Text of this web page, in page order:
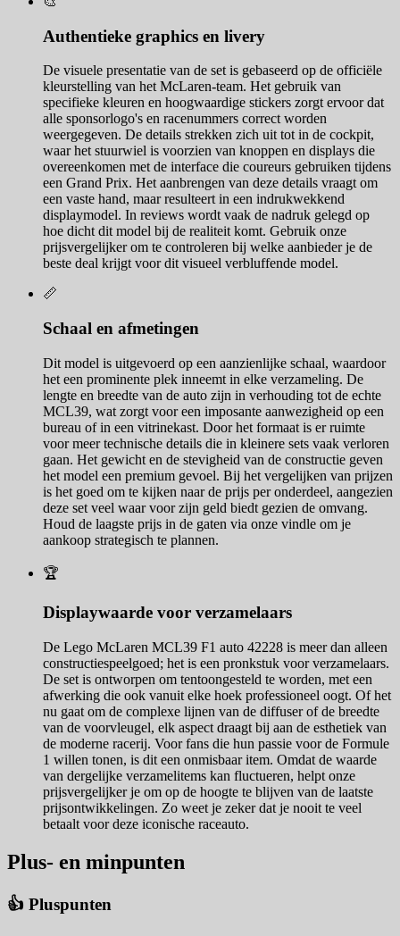
Authentieke graphics en livery
De visuele presentatie van de set is gebaseerd op de officiële
kleurstelling van het McLaren-team. Het gebruik van
specifieke kleuren en hoogwaardige stickers zorgt ervoor dat
alle sponsorlogo's en racenummers correct worden
weergegeven. De details strekken zich uit tot in de cockpit,
waar het stuurwiel is voorzien van knoppen en displays die
overeenkomen met de interface die coureurs gebruiken tijdens
een Grand Prix. Het aanbrengen van deze details vraagt om
een vaste hand, maar resulteert in een indrukwekkend
displaymodel. In reviews wordt vaak de nadruk gelegd op
hoe dicht dit model bij de realiteit komt. Gebruik onze
prijsvergelijker om te controleren bij welke aanbieder je de
beste deal krijgt voor dit visueel verbluffende model.
📏
Schaal en afmetingen
Dit model is uitgevoerd op een aanzienlijke schaal, waardoor
het een prominente plek inneemt in elke verzameling. De
lengte en breedte van de auto zijn in verhouding tot de echte
MCL39, wat zorgt voor een imposante aanwezigheid op een
bureau of in een vitrinekast. Door het formaat is er ruimte
voor meer technische details die in kleinere sets vaak verloren
gaan. Het gewicht en de stevigheid van de constructie geven
het model een premium gevoel. Bij het vergelijken van prijzen
is het goed om te kijken naar de prijs per onderdeel, aangezien
deze set veel waar voor zijn geld biedt gezien de omvang.
Houd de laagste prijs in de gaten via onze vindle om je
aankoop strategisch te plannen.
🏆
Displaywaarde voor verzamelaars
De Lego McLaren MCL39 F1 auto 42228 is meer dan alleen
constructiespeelgoed; het is een pronkstuk voor verzamelaars.
De set is ontworpen om tentoongesteld te worden, met een
afwerking die ook vanuit elke hoek professioneel oogt. Of het
nu gaat om de complexe lijnen van de diffuser of de breedte
van de voorvleugel, elk aspect draagt bij aan de esthetiek van
de moderne racerij. Voor fans die hun passie voor de Formule
1 willen tonen, is dit een onmisbaar item. Omdat de waarde
van dergelijke verzamelitems kan fluctueren, helpt onze
prijsvergelijker je om op de hoogte te blijven van de laatste
prijsontwikkelingen. Zo weet je zeker dat je nooit te veel
betaalt voor deze iconische raceauto.
Plus- en minpunten
👍 Pluspunten